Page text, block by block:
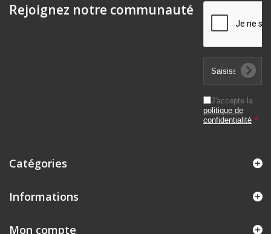
Rejoignez notre communauté
J'accepte la
politique de
confidentialité *
Catégories
Informations
Mon compte